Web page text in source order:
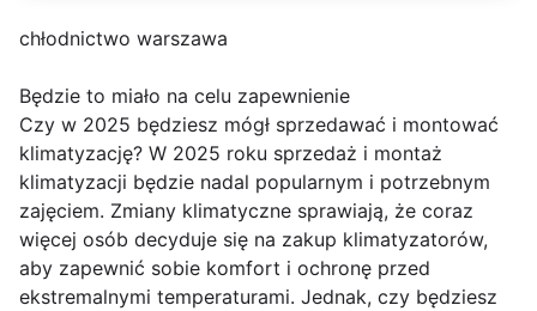
chłodnictwo warszawa
Będzie to miało na celu zapewnienie
Czy w 2025 będziesz mógł sprzedawać i montować
klimatyzację? W 2025 roku sprzedaż i montaż
klimatyzacji będzie nadal popularnym i potrzebnym
zajęciem. Zmiany klimatyczne sprawiają, że coraz
więcej osób decyduje się na zakup klimatyzatorów,
aby zapewnić sobie komfort i ochronę przed
ekstremalnymi temperaturami. Jednak, czy będziesz